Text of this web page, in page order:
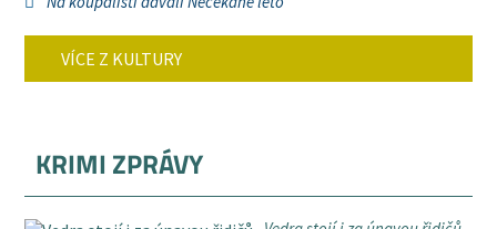
VÍCE Z KULTURY
KRIMI ZPRÁVY